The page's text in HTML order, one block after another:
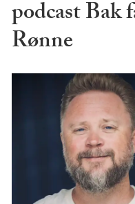
podcast Bak
Rønne